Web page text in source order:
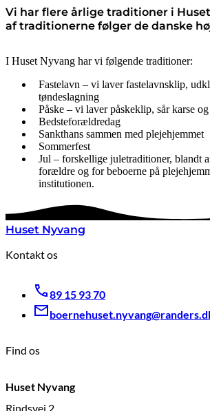
Vi har flere årlige traditioner i
af traditionerne følger de danske
I Huset Nyvang har vi følgende traditioner:
Fastelavn – vi laver fastelavnsklip,
tøndeslagning
Påske – vi laver påskeklip, sår karse
Bedsteforældredag
Sankthans sammen med plejehjemmet
Sommerfest
Jul – forskellige juletraditioner, blandt
forældre og for beboerne på
institutionen.
Huset Nyvang
Kontakt os
89 15 93 70
Find os
Huset Nyvang
Rindsvej 2